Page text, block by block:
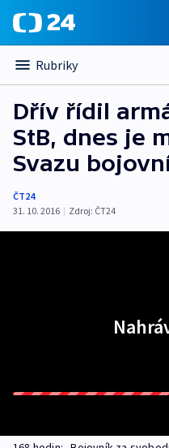
Rubriky
Dřív řídil
StB, dnes je
Svazu
ČT24
31. 10. 2016 | Zdroj: ČT24